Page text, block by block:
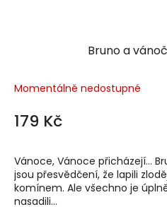
Bruno a
Momentálně nedostupné
179 Kč
Vánoce, Vánoce přicházejí…
jsou přesvědčení, že lapili
komínem. Ale všechno je
nasadili...